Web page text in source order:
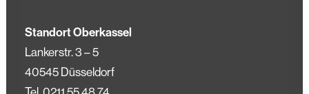
Standort Oberkassel
Lankerstr. 3 – 5
40545 Düsseldorf